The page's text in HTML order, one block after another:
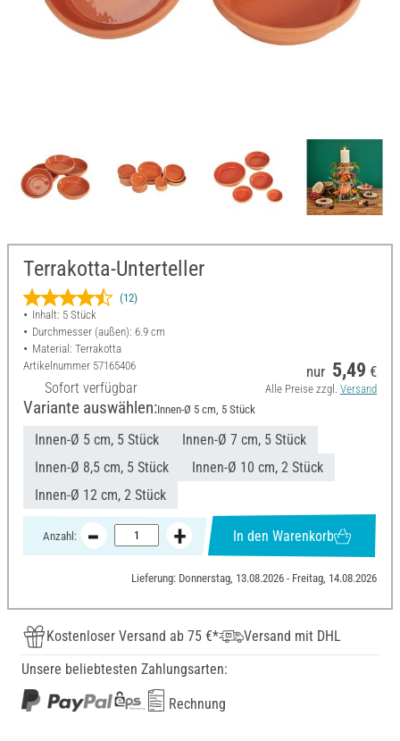
Terrakotta-Unterteller
(12)
Inhalt: 5 Stück
Durchmesser (außen): 6.9 cm
Material: Terrakotta
Artikelnummer 57165406
Sofort verfügbar
nur 5,49 €
Alle Preise zzgl. Versand
Variante auswählen:Innen-Ø 5 cm, 5 Stück
Innen-Ø 5 cm, 5 Stück
Innen-Ø 7 cm, 5 Stück
Innen-Ø 8,5 cm, 5 Stück
Innen-Ø 10 cm, 2 Stück
Innen-Ø 12 cm, 2 Stück
Anzahl: In den Warenkorb
Lieferung: Donnerstag, 13.08.2026 - Freitag, 14.08.2026
Kostenloser Versand ab 75 €*
Versand mit DHL
Unsere beliebtesten Zahlungsarten:
Rechnung